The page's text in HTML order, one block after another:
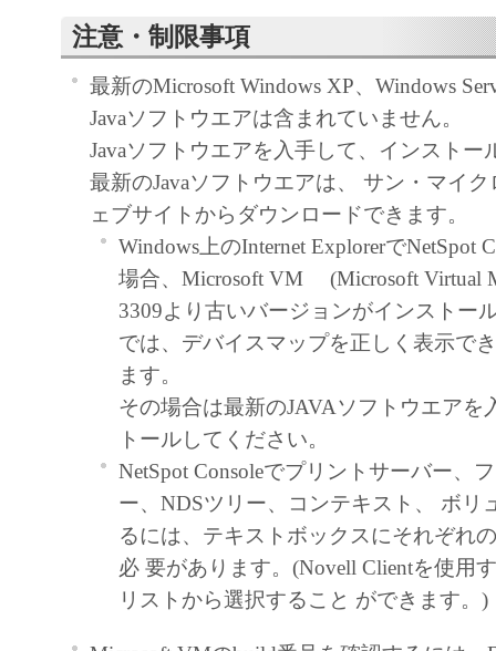
めの、お客様とキヤノン株式会社（以下キ
す。）との間の契約書です。
お客様は、『同意』を示す行為、または「
ア」の使用のいずれかをもって、本契約書
になります。お客様が本契約書に同意でき
ソフトウェア」を使用することはできませ
許諾
キヤノンは、お客様が「キヤノン
目的のために、「キヤノン製品」
トワークを通じ接続される複数の
下「指定機器」と言います。）に
トウェア」を使用（本契約書にお
トウェア」をコンピュータの記憶
ールすること、またはコンピュー
ること、 アクセスすること、もし
とのいずれも含むものとします。
占的権利をお客様に対して許諾し
また「指定機器」にネットワーク
注意・制限事項
最新のMicrosoft Windows XP、Windows
Javaソフトウエアは含まれていません。
Javaソフトウエアを入手して、インストー
最新のJavaソフトウエアは、 サン・マイ
ェブサイトからダウンロードできます。
Windows上のInternet ExplorerでNetSpot
場合、Microsoft VM (Microsoft Virtual
3309より古いバージョンがインストー
では、デバイスマップを正しく表示で
ます。
その場合は最新のJAVAソフトウエアを
トールしてください。
NetSpot Consoleでプリントサーバー、
ー、NDSツリー、コンテキスト、 ボリ
るには、テキストボックスにそれぞれ
必 要があります。(Novell Clientを使用
リストから選択すること ができます。)